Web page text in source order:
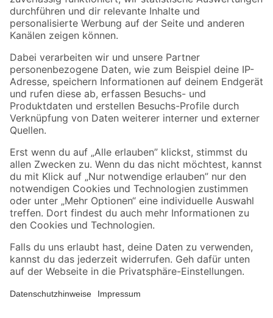
Zahlungsarten Versandarten
Sicher einkaufen
Jetzt die toom-App herunterladen
Alle Preisangaben in EUR inkl. gesetzl. MwSt.. Die dargestellten Angebote sind unter
Umständen nicht in allen Märkten verfügbar. Die angegebenen Verfügbarkeiten beziehen
sich auf den unter "Mein Markt" ausgewählten toom Baumarkt. Alle Angebote und
*Paketversand ab 59 € versandkostenfrei, gilt nicht für Artikel mit Speditionsversand, hier
fallen zusätzliche Versandkosten an.